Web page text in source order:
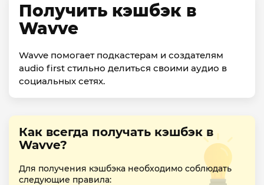
Получить кэшбэк в
Wavve
Wavve помогает подкастерам и создателям
audio first стильно делиться своими аудио в
социальных сетях.
Как всегда получать кэшбэк в
Wavve?
Для получения кэшбэка необходимо соблюдать
следующие правила: